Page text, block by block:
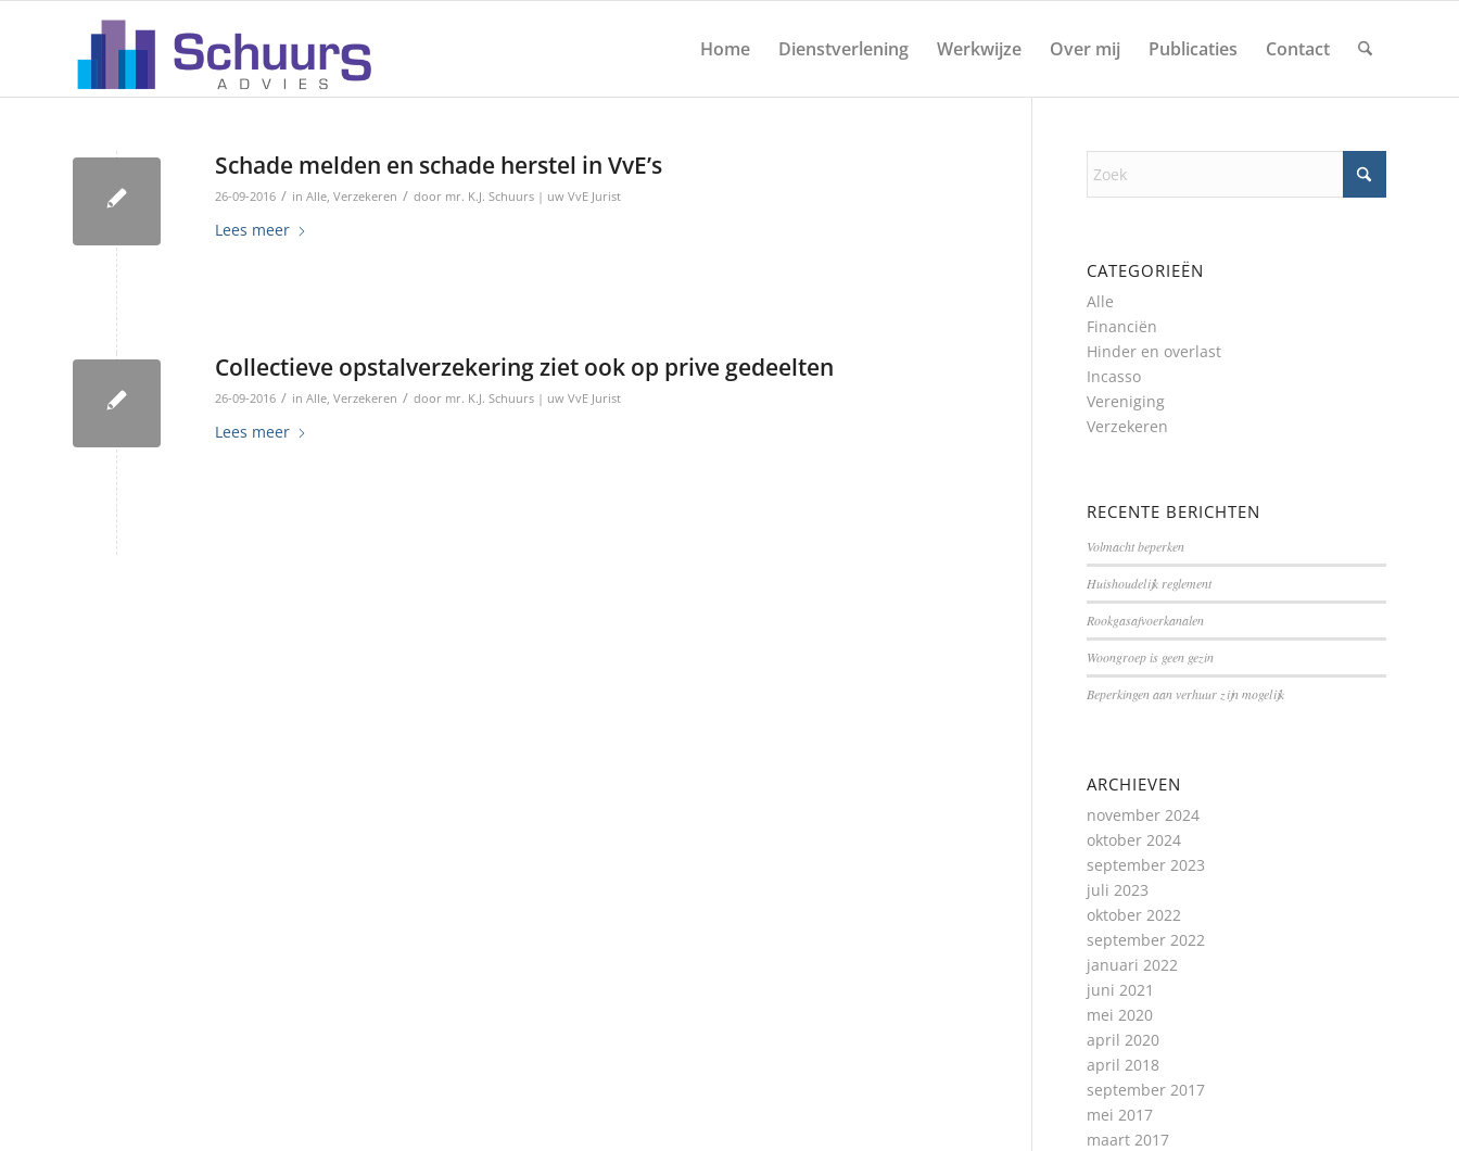
Home Dienstverlening Werkwijze Over mij Publicaties Contact
Schade melden en schade herstel in VvE’s
26-09-2016 / in Alle, Verzekeren / door mr. K.J. Schuurs | uw VvE Jurist
Lees meer
Collectieve opstalverzekering ziet ook op prive gedeelten
26-09-2016 / in Alle, Verzekeren / door mr. K.J. Schuurs | uw VvE Jurist
Lees meer
CATEGORIEËN
Alle
Financiën
Hinder en overlast
Incasso
Vereniging
Verzekeren
RECENTE BERICHTEN
Volmacht beperken
Huishoudelijk reglement
Rookgasafvoerkanalen
Woongroep is geen gezin
Beperkingen aan verhuur zijn mogelijk
ARCHIEVEN
november 2024
oktober 2024
september 2023
juli 2023
oktober 2022
september 2022
januari 2022
juni 2021
mei 2020
april 2020
april 2018
september 2017
mei 2017
maart 2017